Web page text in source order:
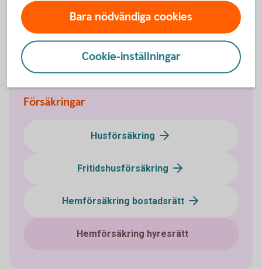
Ring 044-850 00
Kundtjänst
Försäkringar
Husförsäkring
Fritidshusförsäkring
Hemförsäkring bostadsrätt
Hemförsäkring hyresrätt
Bara nödvändiga cookies
Cookie-inställningar